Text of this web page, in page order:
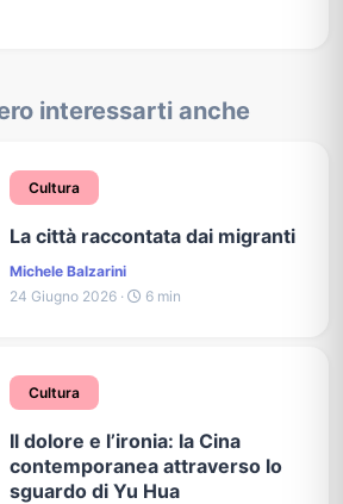
interessarti anche
Cultura
La città raccontata dai migranti
Michele Balzarini
24 Giugno 2026 ·
6 min
Cultura
Il dolore e l’ironia: la Cina
contemporanea attraverso lo
sguardo di Yu Hua